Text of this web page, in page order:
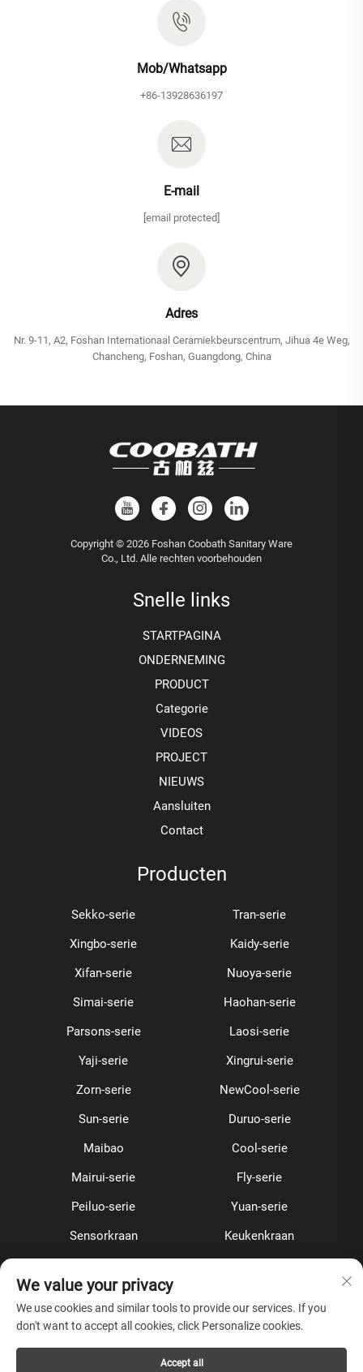
Mob/Whatsapp
+86-13928636197
E-mail
[email protected]
Adres
Nr. 9-11, A2, Foshan Internationaal Ceramiekbeurscentrum, Jihua 4e Weg,
Chancheng, Foshan, Guangdong, China
Copyright © 2026 Foshan Coobath Sanitary Ware
Co., Ltd. Alle rechten voorbehouden
Snelle links
STARTPAGINA
ONDERNEMING
PRODUCT
Categorie
VIDEOS
PROJECT
NIEUWS
Aansluiten
Contact
Producten
Sekko-serie
Tran-serie
Xingbo-serie
Kaidy-serie
Xifan-serie
Nuoya-serie
Simai-serie
Haohan-serie
Parsons-serie
Laosi-serie
Yaji-serie
Xingrui-serie
Zorn-serie
NewCool-serie
Sun-serie
Duruo-serie
Maibao
Cool-serie
Mairui-serie
Fly-serie
Peiluo-serie
Yuan-serie
Sensorkraan
Keukenkraan
Accessoires
OVER HET BEDRIJF
We value your privacy
We use cookies and similar tools to provide our services. If you
don't want to accept all cookies, click Personalize cookies.
Accept all